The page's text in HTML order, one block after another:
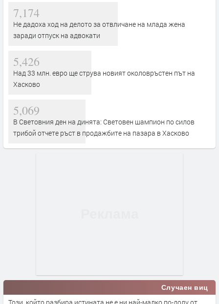
7,174
Не дадоха ход на делото за отвличане на млада жена
заради отпуск на адвокати
5,426
Над 33 млн. евро ще струва новият околовръстен път на
Хасково
5,069
В Световния ден на динята: Световен шампион по силов
трибой отчете ръст в продажбите на пазара в Хасково
Случаен виц
Този, който разбира истината не е ни най-малко по-долу от